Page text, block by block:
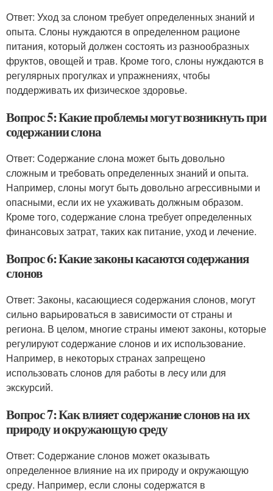
Ответ: Уход за слоном требует определенных знаний и
опыта. Слоны нуждаются в определенном рационе
питания, который должен состоять из разнообразных
фруктов, овощей и трав. Кроме того, слоны нуждаются в
регулярных прогулках и упражнениях, чтобы
поддерживать их физическое здоровье.
Вопрос 5: Какие проблемы могут возникнуть при
содержании слона
Ответ: Содержание слона может быть довольно
сложным и требовать определенных знаний и опыта.
Например, слоны могут быть довольно агрессивными и
опасными, если их не ухаживать должным образом.
Кроме того, содержание слона требует определенных
финансовых затрат, таких как питание, уход и лечение.
Вопрос 6: Какие законы касаются содержания
слонов
Ответ: Законы, касающиеся содержания слонов, могут
сильно варьироваться в зависимости от страны и
региона. В целом, многие страны имеют законы, которые
регулируют содержание слонов и их использование.
Например, в некоторых странах запрещено
использовать слонов для работы в лесу или для
экскурсий.
Вопрос 7: Как влияет содержание слонов на их
природу и окружающую среду
Ответ: Содержание слонов может оказывать
определенное влияние на их природу и окружающую
среду. Например, если слоны содержатся в